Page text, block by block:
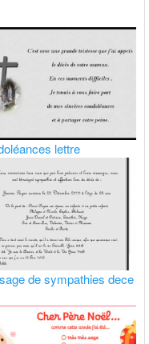
lettre
de sympathies dece